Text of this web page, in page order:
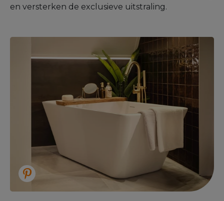
en versterken de exclusieve uitstraling.